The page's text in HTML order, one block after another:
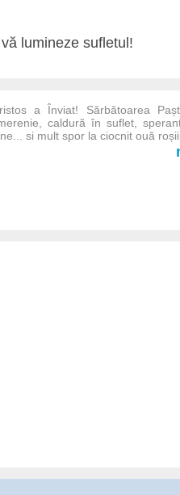
lumineze sufletul!
a Înviat! Sărbătoarea
caldură în suflet,
si mult spor la ciocnit ouă